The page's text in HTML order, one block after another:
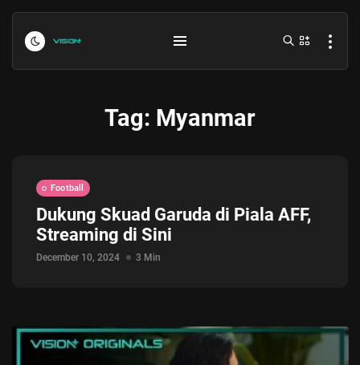
Indonesia vs Kamboja Hari Ini...
July 27, 2026
4 Min
Tag: Myanmar
Football
Dukung Skuad Garuda di Piala AFF,
Streaming di Sini
December 10, 2024 3 Min